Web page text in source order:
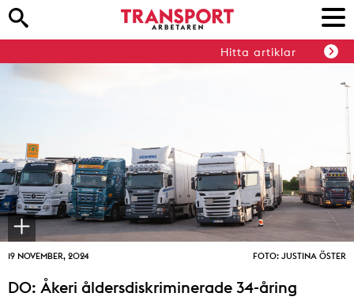
Hitta artiklar
19 NOVEMBER, 2024 FOTO: JUSTINA ÖSTER
DO: Åkeri åldersdiskriminerade 34-åring